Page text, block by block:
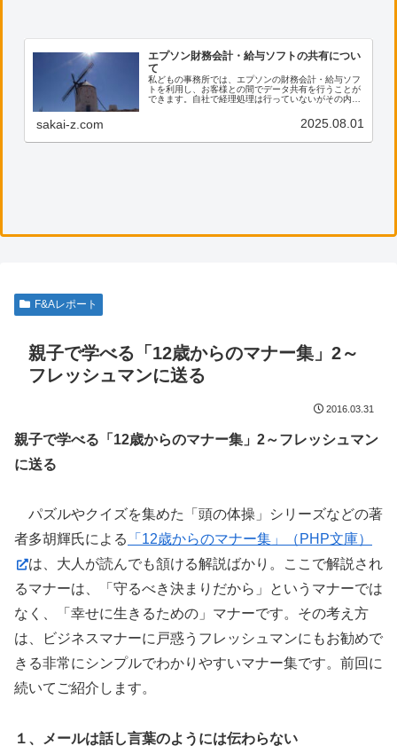
エプソン財務会計・給与ソフトの共有につい
て
私どもの事務所では、エプソンの財務会計・給与ソフ
トを利用し、お客様との間でデータ共有を行うことが
できます。自社で経理処理は行っていないがその内容
望がございましたら、ぜひ私共までご連絡ください。
sakai-z.com 2025.08.01
F&Aレポート
親子で学べる「12歳からのマナー集」2～
フレッシュマンに送る
2016.03.31
親子で学べる「12歳からのマナー集」2～フレッシュマン
に送る
パズルやクイズを集めた「頭の体操」シリーズなどの著
者多胡輝氏による
「12歳からのマナー集」（PHP文庫）
は、大人が読んでも頷ける解説ばかり。ここで解説され
るマナーは、「守るべき決まりだから」というマナーでは
なく、「幸せに生きるための」マナーです。その考え方
は、ビジネスマナーに戸惑うフレッシュマンにもお勧めで
きる非常にシンプルでわかりやすいマナー集です。前回に
続いてご紹介します。
１、メールは話し言葉のようには伝わらない